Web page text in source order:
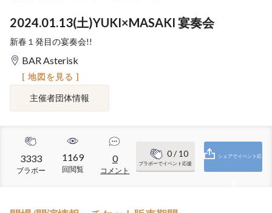
2024.01.13(土)YUKI×MASAKI 宴奏会
新春１発目の宴奏会!!
BAR Asterisk
[ 地図を見る ]
主催者団体情報
3333
ブラボー
1169
回閲覧
0
コメント
0/ 10
ブラボーでイベント応援
シェアでイベント応